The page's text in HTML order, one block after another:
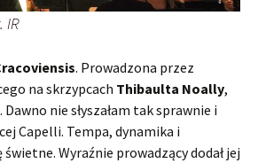
IR
. Prowadzona przez
na skrzypcach Thibaulta Noally,
nie słyszałam tak sprawnie i
Capelli. Tempa, dynamika i
Wyraźnie prowadzący dodał jej